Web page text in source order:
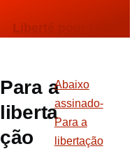
Liberté pour Lyes
Para a
liberta
ção
Abaixo
assinado-
Para a
libertação